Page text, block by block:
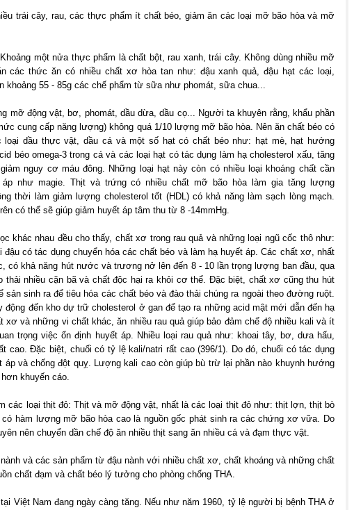
trái cây, rau, các thực phẩm ít chất béo, giảm ăn các loại mỡ bão hòa và mỡ
một nửa thực phẩm là chất bột, rau xanh, trái cây. Không dùng nhiều mỡ
các thức ăn có nhiều chất xơ hòa tan như: đậu xanh quả, đậu hạt các loại,
khoảng 55 - 85g các chế phẩm từ sữa như phomát, sữa chua...
mỡ động vật, bơ, phomát, dầu dừa, dầu cọ... Người ta khuyên rằng, khẩu phần
cung cấp năng lượng) không quá 1/10 lượng mỡ bão hòa. Nên ăn chất béo có
loại dầu thực vật, dầu cá và một số hạt có chất béo như: hạt mè, hạt hướng
béo omega-3 trong cá và các loại hạt có tác dụng làm hạ cholesterol xấu, tăng
nguy cơ máu đông. Những loại hạt này còn có nhiều loại khoáng chất cần
như magie. Thịt và trứng có nhiều chất mỡ bão hòa làm gia tăng lượng
thời làm giảm lượng cholesterol tốt (HDL) có khả năng làm sạch lòng mạch.
có thể sẽ giúp giảm huyết áp tâm thu từ 8 -14mmHg.
khác nhau đều cho thấy, chất xơ trong rau quả và những loại ngũ cốc thô như:
có tác dụng chuyển hóa các chất béo và làm hạ huyết áp. Các chất xơ, nhất
có khả năng hút nước và trương nở lên đến 8 - 10 lần trọng lượng ban đầu, qua
thải nhiều cặn bã và chất độc hại ra khỏi cơ thể. Đặc biệt, chất xơ cũng thu hút
sản sinh ra để tiêu hóa các chất béo và đào thải chúng ra ngoài theo đường ruột.
động đến kho dự trữ cholesterol ở gan để tạo ra những acid mật mới dẫn đến hạ
xơ và những vi chất khác, ăn nhiều rau quả giúp bảo đảm chế độ nhiều kali và ít
trọng việc ổn định huyết áp. Nhiều loại rau quả như: khoai tây, bơ, dưa hấu,
cao. Đặc biệt, chuối có tỷ lệ kali/natri rất cao (396/1). Do đó, chuối có tác dụng
áp và chống đột quỵ. Lượng kali cao còn giúp bù trừ lại phần nào khuynh hướng
khuyến cáo.
các loại thịt đỏ: Thịt và mỡ động vật, nhất là các loại thịt đỏ như: thịt lợn, thịt bò
hàm lượng mỡ bão hòa cao là nguồn gốc phát sinh ra các chứng xơ vữa. Do
nên chuyển dần chế độ ăn nhiều thịt sang ăn nhiều cá và đạm thực vật.
và các sản phẩm từ đậu nành với nhiều chất xơ, chất khoáng và những chất
chất đạm và chất béo lý tưởng cho phòng chống THA.
Việt Nam đang ngày càng tăng. Nếu như năm 1960, tỷ lệ người bị bệnh THA ở